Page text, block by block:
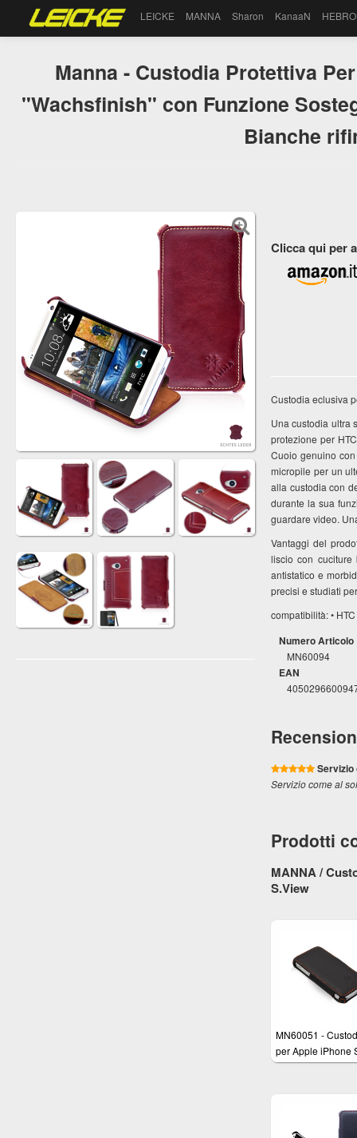
LEICKE MANNA Sharon KanaaN
Manna - Custodia Protettiva
"Wachsfinish" con Funzione
Bianche
Clicca qui per
Custodia eclusiva
Una custodia ultra
protezione per
Cuoio genuino
micropile per un
alla custodia con
durante la sua
guardare video.
Vantaggi del
liscio con cuciture
antistatico e
precisi e studiati
compatibilità: •
Numero Articolo
MN60094
EAN
Servizio
Servizio come al
Prodotti
MANNA /
S.View
MN60051 -
per Apple iPhone
vera pelle Nappa
compatibile con
iPhone SE,